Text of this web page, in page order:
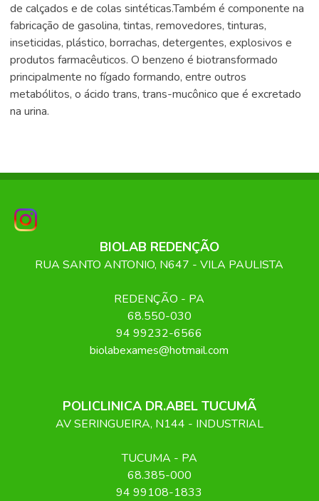
de calçados e de colas sintéticas.Também é componente na
fabricação de gasolina, tintas, removedores, tinturas,
inseticidas, plástico, borrachas, detergentes, explosivos e
produtos farmacêuticos. O benzeno é biotransformado
principalmente no fígado formando, entre outros
metabólitos, o ácido trans, trans-mucônico que é excretado
na urina.
BIOLAB REDENÇÃO
RUA SANTO ANTONIO, N647 - VILA PAULISTA
REDENÇÃO - PA
68.550-030
94 99232-6566
biolabexames@hotmail.com
POLICLINICA DR.ABEL TUCUMÃ
AV SERINGUEIRA, N144 - INDUSTRIAL
TUCUMA - PA
68.385-000
94 99108-1833